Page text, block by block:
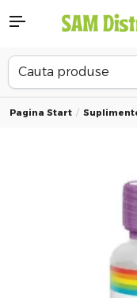
Pagina Start